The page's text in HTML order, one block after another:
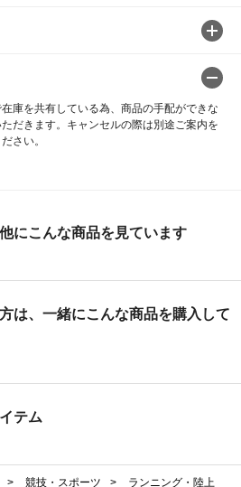
庫を共有している為、商品の手配ができな
だきます。キャンセルの際は別途ご案内を
さい。
にこんな商品を見ています
は、一緒にこんな商品を購入して
テム
> 競技・スポーツ >
ランニング・陸上